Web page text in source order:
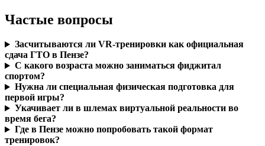
Частые вопросы
Засчитываются ли VR-тренировки как официальная
сдача ГТО в Пензе?
С какого возраста можно заниматься фиджитал
спортом?
Нужна ли специальная физическая подготовка для
первой игры?
Укачивает ли в шлемах виртуальной реальности во
время бега?
Где в Пензе можно попробовать такой формат
тренировок?